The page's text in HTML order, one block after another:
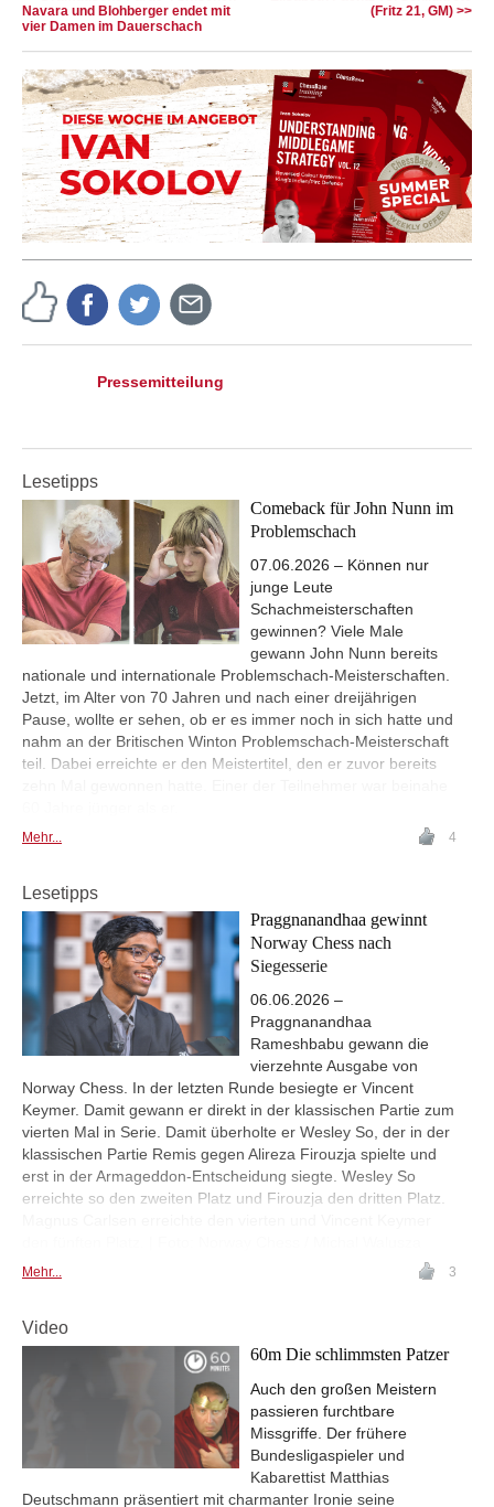
Navara und Blohberger endet mit
vier Damen im Dauerschach
(Fritz 21, GM) >>
Pressemitteilung
Lesetipps
Comeback für John Nunn im
Problemschach
07.06.2026 – Können nur
junge Leute
Schachmeisterschaften
gewinnen? Viele Male
gewann John Nunn bereits
nationale und internationale Problemschach-Meisterschaften.
Jetzt, im Alter von 70 Jahren und nach einer dreijährigen
Pause, wollte er sehen, ob er es immer noch in sich hatte und
nahm an der Britischen Winton Problemschach-Meisterschaft
teil. Dabei erreichte er den Meistertitel, den er zuvor bereits
Mehr... 4
Lesetipps
Praggnanandhaa gewinnt
Norway Chess nach
Siegesserie
06.06.2026 –
Praggnanandhaa
Rameshbabu gewann die
vierzehnte Ausgabe von
Norway Chess. In der letzten Runde besiegte er Vincent
Keymer. Damit gewann er direkt in der klassischen Partie zum
vierten Mal in Serie. Damit überholte er Wesley So, der in der
klassischen Partie Remis gegen Alireza Firouzja spielte und
erst in der Armageddon-Entscheidung siegte. Wesley So
erreichte so den zweiten Platz und Firouzja den dritten Platz.
Mehr... 3
Video
60m Die schlimmsten Patzer
Auch den großen Meistern
passieren furchtbare
Missgriffe. Der frühere
Bundesligaspieler und
Kabarettist Matthias
Deutschmann präsentiert mit charmanter Ironie seine